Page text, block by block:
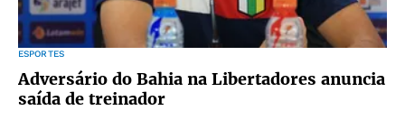
ESPORTES
Adversário do Bahia na Libertadores anuncia
saída de treinador